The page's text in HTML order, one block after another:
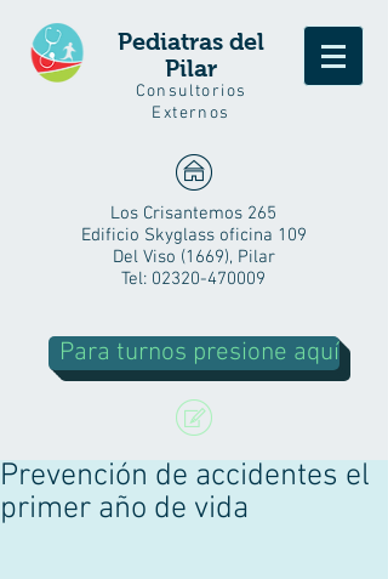
Pediatras del
Pilar
Consultorios
Externos
Los Crisantemos 265
Edificio Skyglass oficina 109
Del Viso (1669), Pilar
Tel: 02320-470009
Para turnos presione aquí
Prevención de accidentes el
primer año de vida